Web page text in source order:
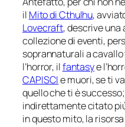
il Mito di Cthulhu,
Lovecraft, descrive
collezione di eventi,
soprannaturali a cavallo
l’horror, ilfantasye
CAPISCIe muori, se ti
quello che ti è
indirettamente citato
in questo mito, la